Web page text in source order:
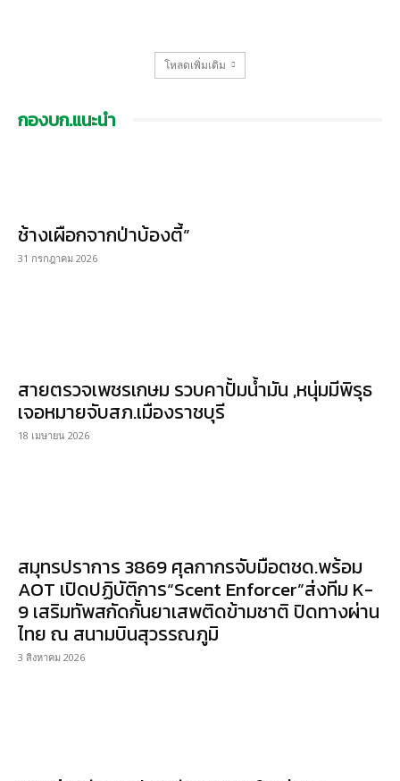
โหลดเพิ่มเติม
กองบก.แนะนำ
ช้างเผือกจากป่าบ้องตี้”
31 กรกฎาคม 2026
สายตรวจเพชรเกษม รวบคาปั้มน้ำมัน ,หนุ่มมีพิรุธ
เจอหมายจับสภ.เมืองราชบุรี
18 เมษายน 2026
สมุทรปราการ 3869 ศุลกากรจับมือตชด.พร้อม
AOT เปิดปฏิบัติการ“Scent Enforcer”ส่งทีม K-
9 เสริมทัพสกัดกั้นยาเสพติดข้ามชาติ ปิดทางผ่าน
ไทย ณ สนามบินสุวรรณภูมิ
3 สิงหาคม 2026